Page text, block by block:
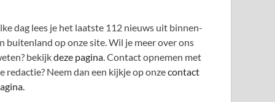
dag lees je het laatste 112 nieuws uit binnen-
buitenland op onze site. Wil je meer over ons
bekijkdeze pagina. Contact opnemen met
redactie? Neem dan een kijkje op onzecontact